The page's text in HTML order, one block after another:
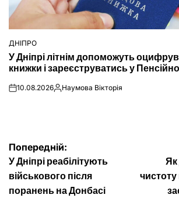
ОПУБЛІКУВАТИ
У
ДНІПРО
У Дніпрі літнім допоможуть
книжки і зареєструватись у
on10.08.2026Опубліковано
Наумова Вікторія
Навігація
записів
Попередній:
У Дніпрі реабілітують
військового після
поранень на Донбасі
Як